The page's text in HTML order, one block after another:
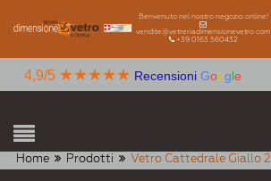
Benvenuto nel nostro negozio online!
vendite@vetreriadimensionevetro.com
+39 0163 560432
4,9/5 ★★★★★ Recensioni Google
Home Prodotti Vetro Cattedrale Giallo 2